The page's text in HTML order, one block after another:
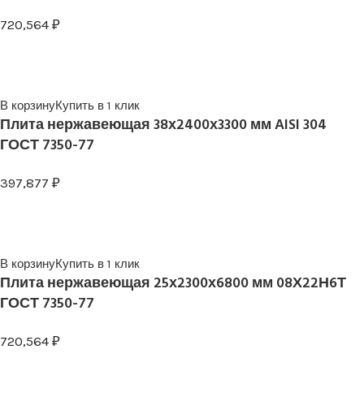
720,564 ₽
В корзинуКупить в 1 клик
Плита нержавеющая 38х2400х3300 мм AISI 304
ГОСТ 7350-77
397,877 ₽
В корзинуКупить в 1 клик
Плита нержавеющая 25х2300х6800 мм 08Х22Н6Т
ГОСТ 7350-77
720,564 ₽